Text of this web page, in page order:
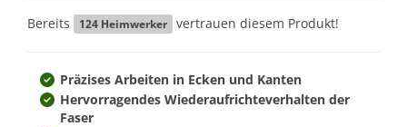
Bereits 124 Heimwerker vertrauen diesem Produkt!
Präzises Arbeiten in Ecken und Kanten
Hervorragendes Wiederaufrichteverhalten der
Faser